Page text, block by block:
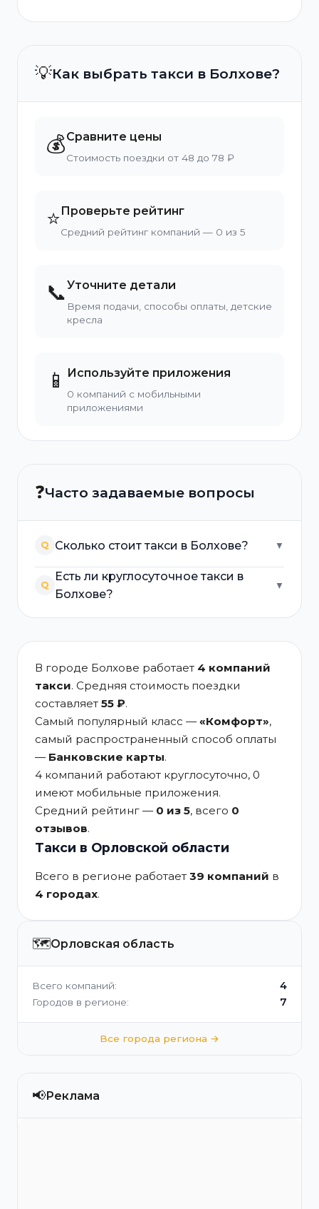
💡Как выбрать такси в Болхове?
💰Сравните цены
Стоимость поездки от 48 до 78 ₽
⭐Проверьте рейтинг
Средний рейтинг компаний — 0 из 5
📞Уточните детали
Время подачи, способы оплаты, детские
кресла
📱 Используйте приложения
0 компаний с мобильными
приложениями
❓Часто задаваемые вопросы
Q Сколько стоит такси в Болхове? ▼
Q
Есть ли круглосуточное такси в
Болхове?
▼
В городе Болхове работает 4 компаний
такси. Средняя стоимость поездки
составляет 55 ₽.
Самый популярный класс —«Комфорт»,
самый распространенный способ оплаты
— Банковские карты.
4 компаний работают круглосуточно, 0
имеют мобильные приложения.
Средний рейтинг — 0 из 5, всего 0
отзывов.
Такси в Орловской области
Всего в регионе работает 39 компаний в
4 городах.
🗺️Орловская область
Всего компаний: 4
Городов в регионе: 7
Все города региона →
📢Реклама